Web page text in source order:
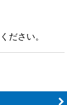
ださい。